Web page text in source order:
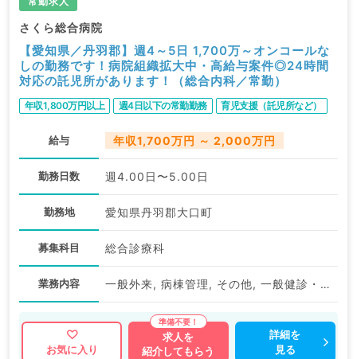
さくら総合病院
【愛知県／丹羽郡】週4～5日 1,700万～オンコールな
しの勤務です！病院組織拡大中・高給与案件◎24時間
対応の託児所があります！（総合内科／常勤）
年収1,800万円以上 週4日以下の常勤勤務 育児支援（託児所など）
給与 年収1,700万円 ～ 2,000万円
勤務日数 週4.00日〜5.00日
勤務地 愛知県丹羽郡大口町
募集科目 総合診療科
業務内容 一般外来, 病棟管理, その他, 一般健診・人間ドック
お気に入り
求人を
紹介してもらう
詳細を
見る